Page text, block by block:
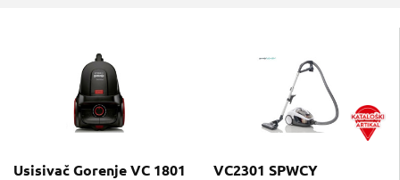
Usisivač Gorenje VC 1801
VC2301 SPWCY